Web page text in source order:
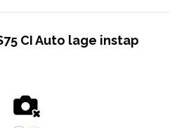
CI Auto lage instap